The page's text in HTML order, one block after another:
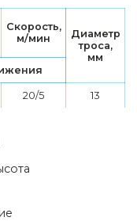
Скорость,
м/мин
Диаметр
троса,
мм
20/5 13